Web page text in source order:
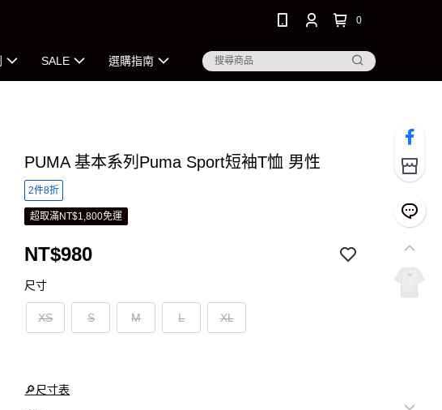
0
SALE 選購指南
PUMA 基本系列Puma Sport短袖T恤 男性
2件8折
超取滿NT$1,800免運
NT$980
尺寸
XS S M L XL
🔎尺寸表